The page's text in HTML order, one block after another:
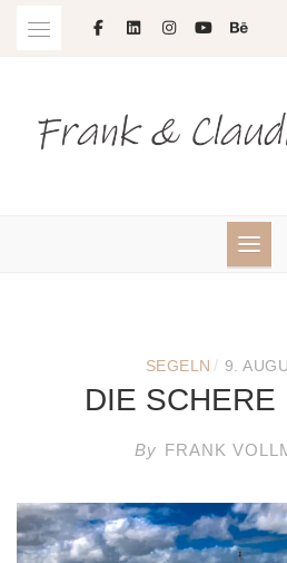
SEGELN / 9.
DIE SCHERE
By FRANK